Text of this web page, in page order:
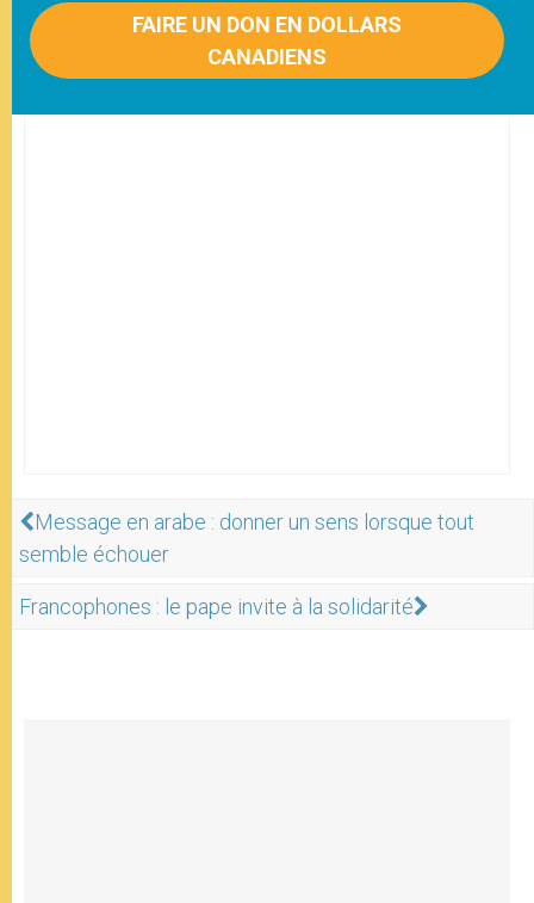
FAIRE UN DON EN DOLLARS
CANADIENS
Message en arabe : donner un sens lorsque tout
semble échouer
Francophones : le pape invite à la solidarité